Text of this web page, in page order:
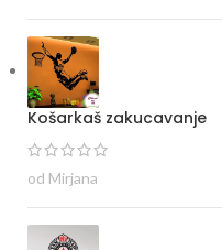
Košarkaš zakucavanje
od Mirjana